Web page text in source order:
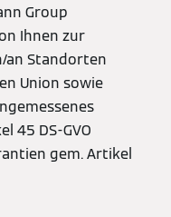
Group
Ihnen zur
an Standorten
Union sowie
45 DS-GVO
gem. Artikel